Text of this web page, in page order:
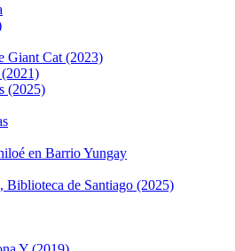
Giant Cat (2023)
(2025)
en Barrio Yungay
Biblioteca de Santiago (2025)